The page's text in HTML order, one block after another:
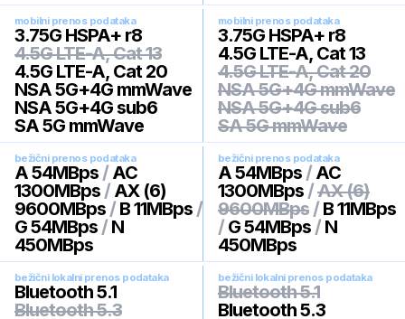
mobilni prenos podataka
3.75G HSPA+ r8
4.5G LTE-A, Cat 13
4.5G LTE-A, Cat 20
NSA 5G+4G mmWave
NSA 5G+4G sub6
SA 5G mmWave
mobilni prenos podataka
3.75G HSPA+ r8
4.5G LTE-A, Cat 13
4.5G LTE-A, Cat 20
NSA 5G+4G mmWave
NSA 5G+4G sub6
SA 5G mmWave
bežični prenos podataka
A 54MBps / AC
1300MBps / AX (6)
9600MBps / B 11MBps /
G 54MBps / N
450MBps
bežični prenos podataka
A 54MBps / AC
1300MBps /AX (6)
9600MBps / B 11MBps
/ G 54MBps / N
450MBps
bežični lokalni prenos podataka
Bluetooth 5.1
Bluetooth 5.3
bežični lokalni prenos podataka
Bluetooth 5.1
Bluetooth 5.3